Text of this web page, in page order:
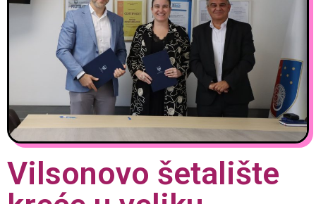
Vilsonovo šetalište